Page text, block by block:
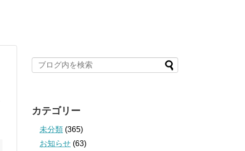
カテゴリー
未分類 (365)
お知らせ (63)